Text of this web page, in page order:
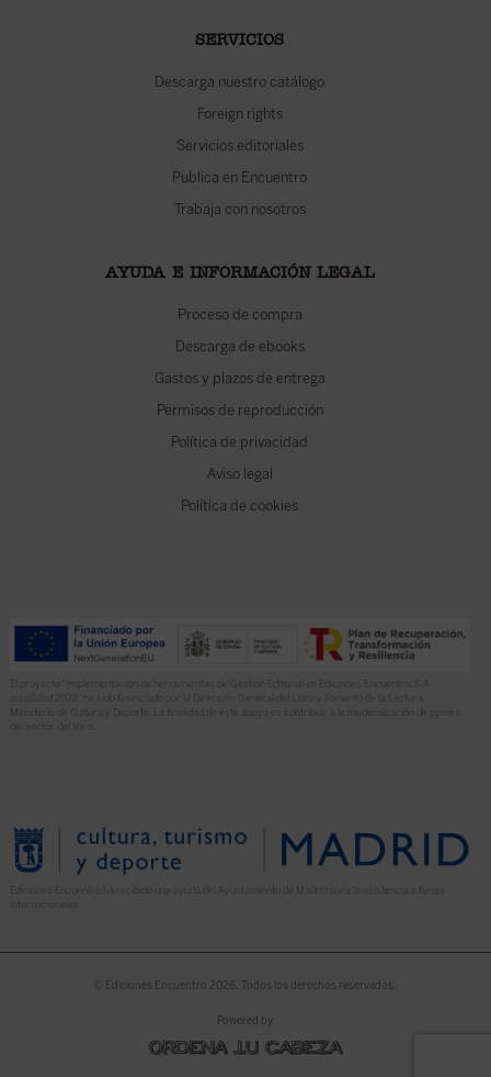
SERVICIOS
Descarga nuestro catálogo
Foreign rights
Servicios editoriales
Publica en Encuentro
Trabaja con nosotros
AYUDA E INFORMACIÓN LEGAL
Proceso de compra
Descarga de ebooks
Gastos y plazos de entrega
Permisos de reproducción
Política de privacidad
Aviso legal
Política de cookies
El proyecto “Implementación de herramientas de Gestión Editorial en Ediciones Encuentro, S.A.
anualidad 2022” ha sido financiado por la Dirección General del Libro y Fomento de la Lectura,
Ministerio de Cultura y Deporte. La finalidad de este apoyo es contribuir a la modernización de pymes
del sector del libro.
Ediciones Encuentro ha recibido una ayuda del Ayuntamiento de Madrid para la asistencia a ferias
© Ediciones Encuentro 2026. Todos los derechos reservados.
Powered by